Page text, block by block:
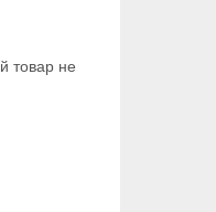
товар не